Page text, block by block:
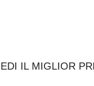
IL MIGLIOR